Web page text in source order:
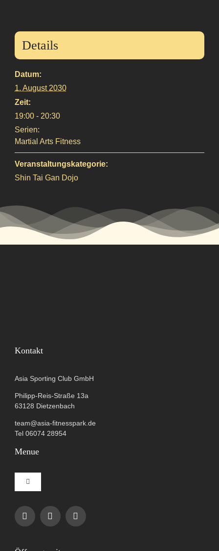
Details
Datum:
1. August 2030
Zeit:
19:00 - 20:30
Serien:
Martial Arts Fitness
Veranstaltungskategorie:
Shin Tai Gan Dojo
Kontakt
Asia Sporting Club GmbH
Philipp-Reis-Straße 13a
63128 Dietzenbach
team@asia-fitnesspark.de
Tel 06074 28954
Menue
Toggle
Navigation
Impressum